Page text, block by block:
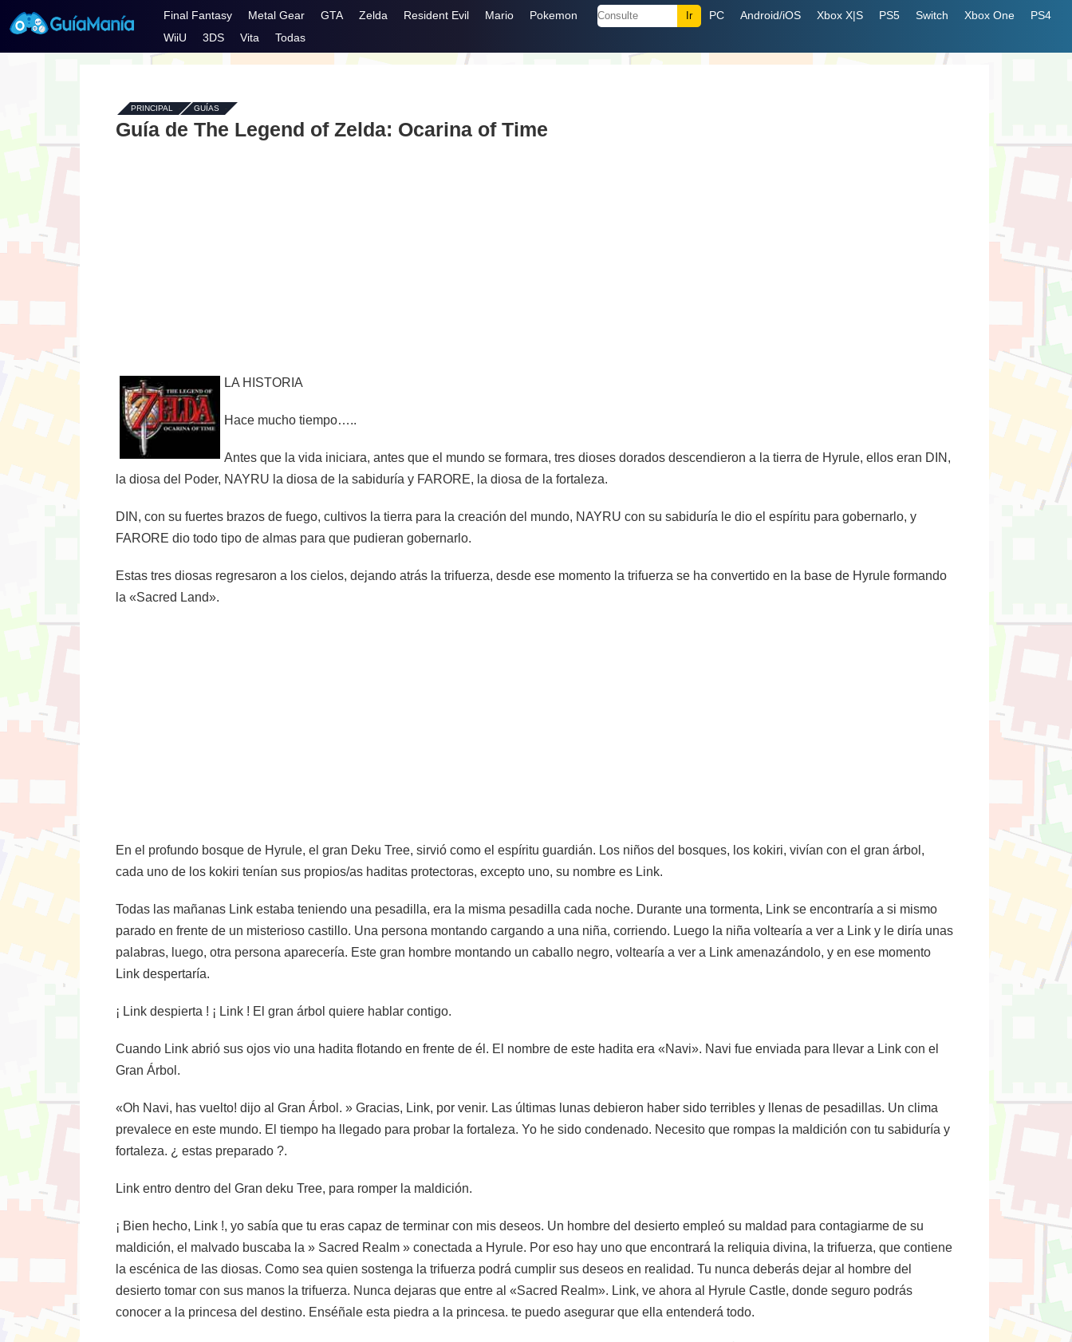
Final Fantasy Metal Gear GTA Zelda Resident Evil Mario Pokemon PC Android/iOS Xbox X|S PS5 Switch Xbox One
PS4
WiiU
3DS Vita Todas
PRINCIPAL - GUÍAS-
Guía de The Legend of Zelda: Ocarina of Time
LA HISTORIA
Hace mucho tiempo…..
Antes que la vida iniciara, antes que el mundo se formara, tres dioses dorados descendieron a la tierra de Hyrule, ellos eran DIN,
la diosa del Poder, NAYRU la diosa de la sabiduría y FARORE, la diosa de la fortaleza.
DIN, con su fuertes brazos de fuego, cultivos la tierra para la creación del mundo, NAYRU con su sabiduría le dio el espíritu para gobernarlo, y
FARORE dio todo tipo de almas para que pudieran gobernarlo.
Estas tres diosas regresaron a los cielos, dejando atrás la trifuerza, desde ese momento la trifuerza se ha convertido en la base de Hyrule formando
la «Sacred Land».
En el profundo bosque de Hyrule, el gran Deku Tree, sirvió como el espíritu guardián. Los niños del bosques, los kokiri, vivían con el gran árbol,
cada uno de los kokiri tenían sus propios/as haditas protectoras, excepto uno, su nombre es Link.
Todas las mañanas Link estaba teniendo una pesadilla, era la misma pesadilla cada noche. Durante una tormenta, Link se encontraría a si mismo
parado en frente de un misterioso castillo. Una persona montando cargando a una niña, corriendo. Luego la niña voltearía a ver a Link y le diría unas
palabras, luego, otra persona aparecería. Este gran hombre montando un caballo negro, voltearía a ver a Link amenazándolo, y en ese momento
Link despertaría.
¡ Link despierta ! ¡ Link ! El gran árbol quiere hablar contigo.
Cuando Link abrió sus ojos vio una hadita flotando en frente de él. El nombre de este hadita era «Navi». Navi fue enviada para llevar a Link con el
Gran Árbol.
«Oh Navi, has vuelto! dijo al Gran Árbol. » Gracias, Link, por venir. Las últimas lunas debieron haber sido terribles y llenas de pesadillas. Un clima
prevalece en este mundo. El tiempo ha llegado para probar la fortaleza. Yo he sido condenado. Necesito que rompas la maldición con tu sabiduría y
fortaleza. ¿ estas preparado ?.
Link entro dentro del Gran deku Tree, para romper la maldición.
¡ Bien hecho, Link !, yo sabía que tu eras capaz de terminar con mis deseos. Un hombre del desierto empleó su maldad para contagiarme de su
maldición, el malvado buscaba la » Sacred Realm » conectada a Hyrule. Por eso hay uno que encontrará la reliquia divina, la trifuerza, que contiene
la escénica de las diosas. Como sea quien sostenga la trifuerza podrá cumplir sus deseos en realidad. Tu nunca deberás dejar al hombre del
desierto tomar con sus manos la trifuerza. Nunca dejaras que entre al «Sacred Realm». Link, ve ahora al Hyrule Castle, donde seguro podrás
conocer a la princesa del destino. Enséñale esta piedra a la princesa. te puedo asegurar que ella entenderá todo.